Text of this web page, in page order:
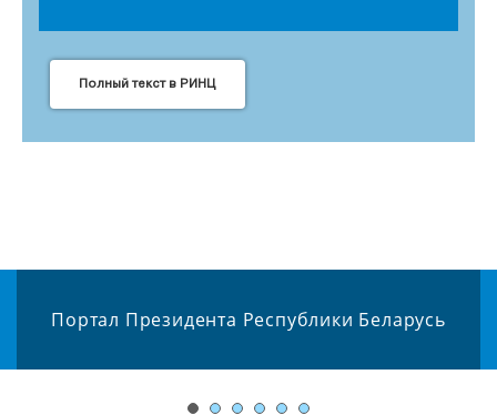
Полный текст в РИНЦ
Портал Президента Республики Беларусь